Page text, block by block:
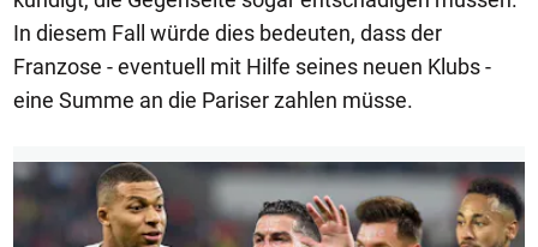
In diesem Fall würde dies bedeuten, dass der
Franzose - eventuell mit Hilfe seines neuen Klubs -
eine Summe an die Pariser zahlen müsse.
1/13